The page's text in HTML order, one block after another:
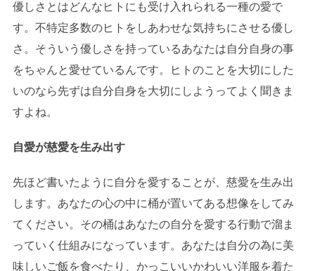
優しさとはどんなヒトにも受け入れられる一種の愛で
す。不特定多数のヒトをしあわせな気持ちにさせる優し
さ。そういう優しさを持っているあなたは自分自身の事
をちゃんと愛せているんです。ヒトのことを大切にした
いのなら先ずは自分自身を大切にしようってよく聞きま
すよね。
自愛が慈愛を生み出す
先ほど書いたように自分を愛することが、慈愛を生み出
します。あなたの心の中に桶が置いてある想像をしてみ
てください。その桶はあなたの自分を愛する行動で溜ま
っていく仕組みになっています。あなたは自分の為に美
味しいご飯を食べたり、かっこいいかわいい洋服を着た